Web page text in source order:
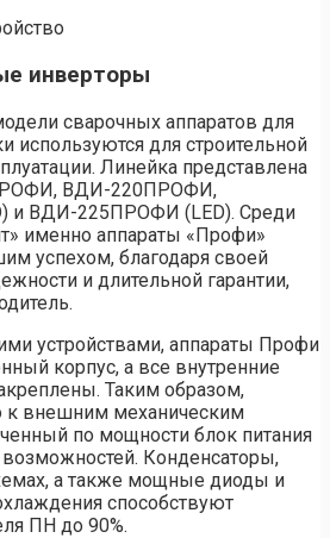
инверторы
сварочных аппаратов для
используются для строительной
Линейка представлена
ВДИ-220ПРОФИ,
и ВДИ-225ПРОФИ (LED). Среди
именно аппараты «Профи»
успехом, благодаря своей
и длительной гарантии,
устройствами, аппараты Профи
корпус, а все внутренние
Таким образом,
к внешним механическим
по мощности блок питания
Конденсаторы,
а также мощные диоды и
способствуют
ПН до 90%.